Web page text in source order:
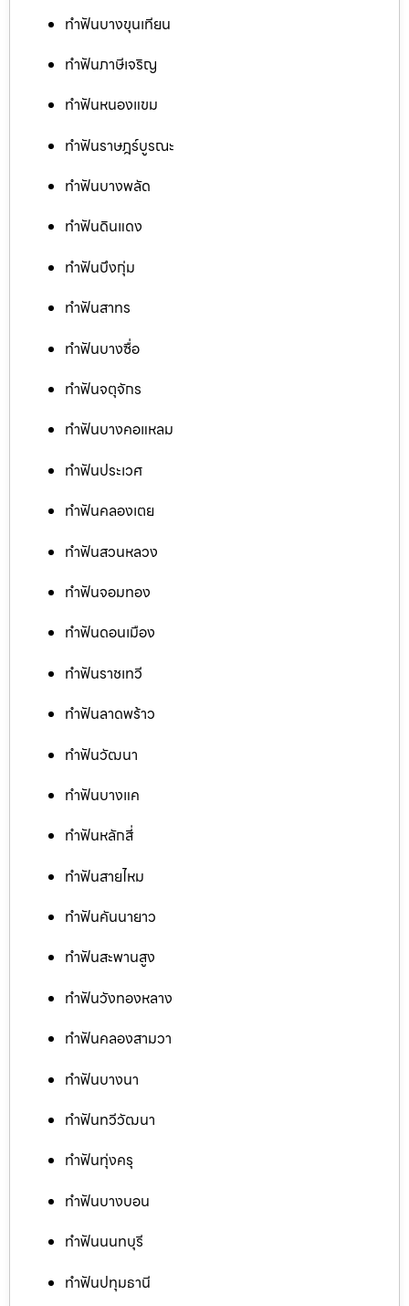
ทำฟันบางขุนเทียน
ทำฟันภาษีเจริญ
ทำฟันหนองแขม
ทำฟันราษฎร์บูรณะ
ทำฟันบางพลัด
ทำฟันดินแดง
ทำฟันบึงกุ่ม
ทำฟันสาทร
ทำฟันบางซื่อ
ทำฟันจตุจักร
ทำฟันบางคอแหลม
ทำฟันประเวศ
ทำฟันคลองเตย
ทำฟันสวนหลวง
ทำฟันจอมทอง
ทำฟันดอนเมือง
ทำฟันราชเทวี
ทำฟันลาดพร้าว
ทำฟันวัฒนา
ทำฟันบางแค
ทำฟันหลักสี่
ทำฟันสายไหม
ทำฟันคันนายาว
ทำฟันสะพานสูง
ทำฟันวังทองหลาง
ทำฟันคลองสามวา
ทำฟันบางนา
ทำฟันทวีวัฒนา
ทำฟันทุ่งครุ
ทำฟันบางบอน
ทำฟันนนทบุรี
ทำฟันปทุมธานี